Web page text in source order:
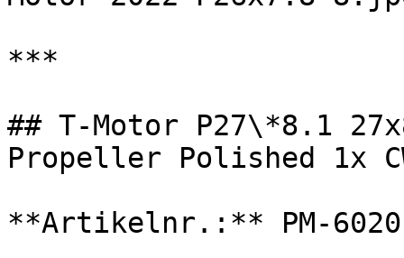
***
## T-Motor P27\*8.1
Propeller Polished 1x
**Artikelnr.:** PM-